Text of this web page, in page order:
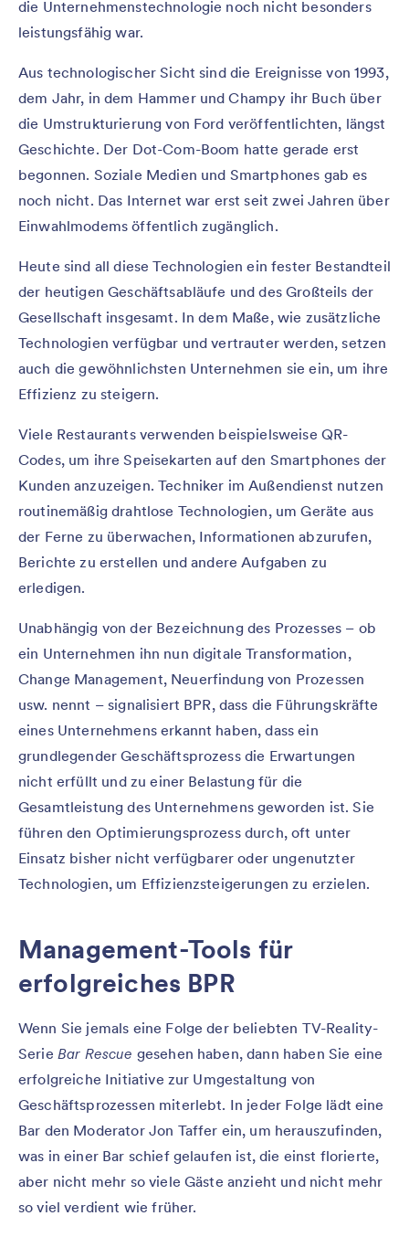
die Unternehmenstechnologie noch nicht besonders
leistungsfähig war.
Aus technologischer Sicht sind die Ereignisse von 1993,
dem Jahr, in dem Hammer und Champy ihr Buch über
die Umstrukturierung von Ford veröffentlichten, längst
Geschichte. Der Dot-Com-Boom hatte gerade erst
begonnen. Soziale Medien und Smartphones gab es
noch nicht. Das Internet war erst seit zwei Jahren über
Einwahlmodems öffentlich zugänglich.
Heute sind all diese Technologien ein fester Bestandteil
der heutigen Geschäftsabläufe und des Großteils der
Gesellschaft insgesamt. In dem Maße, wie zusätzliche
Technologien verfügbar und vertrauter werden, setzen
auch die gewöhnlichsten Unternehmen sie ein, um ihre
Effizienz zu steigern.
Viele Restaurants verwenden beispielsweise QR-
Codes, um ihre Speisekarten auf den Smartphones der
Kunden anzuzeigen. Techniker im Außendienst nutzen
routinemäßig drahtlose Technologien, um Geräte aus
der Ferne zu überwachen, Informationen abzurufen,
Berichte zu erstellen und andere Aufgaben zu
erledigen.
Unabhängig von der Bezeichnung des Prozesses – ob
ein Unternehmen ihn nun digitale Transformation,
Change Management, Neuerfindung von Prozessen
usw. nennt – signalisiert BPR, dass die Führungskräfte
eines Unternehmens erkannt haben, dass ein
grundlegender Geschäftsprozess die Erwartungen
nicht erfüllt und zu einer Belastung für die
Gesamtleistung des Unternehmens geworden ist. Sie
führen den Optimierungsprozess durch, oft unter
Einsatz bisher nicht verfügbarer oder ungenutzter
Technologien, um Effizienzsteigerungen zu erzielen.
Management-Tools für
erfolgreiches BPR
Wenn Sie jemals eine Folge der beliebten TV-Reality-
Serie Bar Rescue gesehen haben, dann haben Sie eine
erfolgreiche Initiative zur Umgestaltung von
Geschäftsprozessen miterlebt. In jeder Folge lädt eine
Bar den Moderator Jon Taffer ein, um herauszufinden,
was in einer Bar schief gelaufen ist, die einst florierte,
aber nicht mehr so viele Gäste anzieht und nicht mehr
so viel verdient wie früher.